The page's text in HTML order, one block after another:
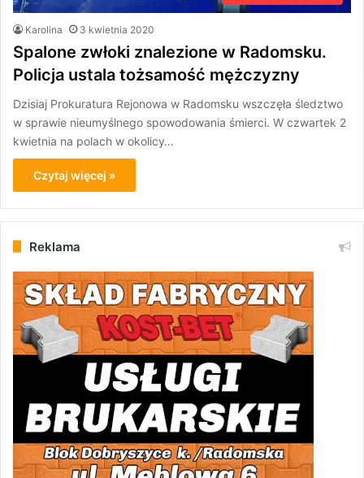
Karolina 3 kwietnia 2020
Spalone zwłoki znalezione w Radomsku.
Policja ustala tożsamość mężczyzny
Dzisiaj Prokuratura Rejonowa w Radomsku wszczęła śledztwo
w sprawie nieumyślnego spowodowania śmierci. W czwartek 2
kwietnia na polach w okolicy…
Czytaj więcej »
Reklama